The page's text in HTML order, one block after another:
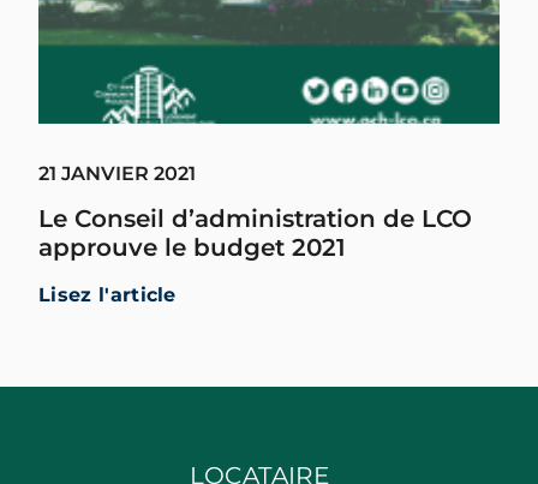
21 JANVIER 2021
Le Conseil d’administration de LCO
approuve le budget 2021
Lisez l'article
LOCATAIRE